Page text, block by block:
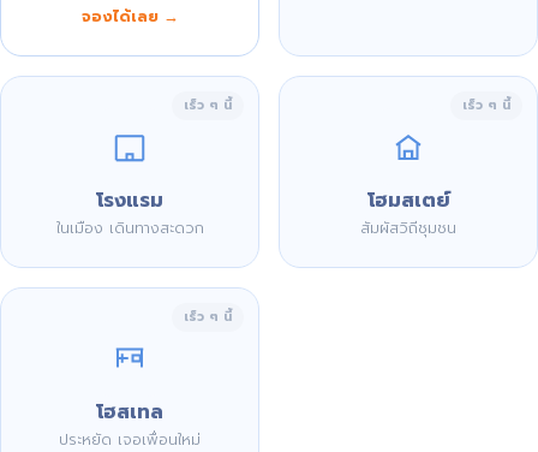
จองได้เลย →
เร็ว ๆ นี้
โรงแรม
ในเมือง เดินทางสะดวก
เร็ว ๆ นี้
โฮมสเตย์
สัมผัสวิถีชุมชน
เร็ว ๆ นี้
โฮสเทล
ประหยัด เจอเพื่อนใหม่